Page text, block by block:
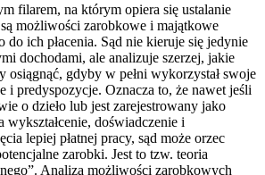
filarem, na którym opiera się ustalanie
możliwości zarobkowe i majątkowe
do ich płacenia. Sąd nie kieruje się jedynie
dochodami, ale analizuje szerzej, jakie
osiągnąć, gdyby w pełni wykorzystał swoje
predyspozycje. Oznacza to, że nawet jeśli
o dzieło lub jest zarejestrowany jako
wykształcenie, doświadczenie i
lepiej płatnej pracy, sąd może orzec
zarobki. Jest to tzw. teoria
Analiza możliwości zarobkowych